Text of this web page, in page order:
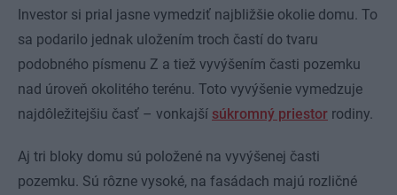
Investor si prial jasne vymedziť najbližšie okolie domu. To
sa podarilo jednak uložením troch častí do tvaru
podobného písmenu Z a tiež vyvýšením časti pozemku
nad úroveň okolitého terénu. Toto vyvýšenie vymedzuje
najdôležitejšiu časť – vonkajší súkromný priestor rodiny.
Aj tri bloky domu sú položené na vyvýšenej časti
pozemku. Sú rôzne vysoké, na fasádach majú rozličné